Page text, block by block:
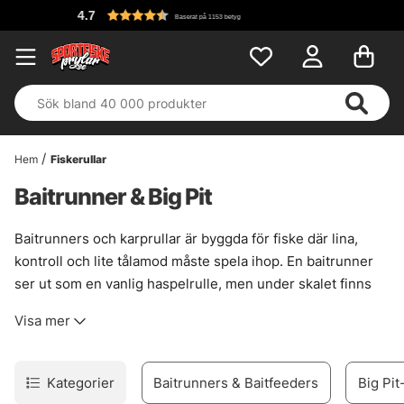
Baserat på 1153 betyg
Hem Fiskerullar
Baitrunner & Big Pit
Baitrunners och karprullar är byggda för fiske där lina,
kontroll och lite tålamod måste spela ihop. En baitrunner
ser ut som en vanlig haspelrulle, men under skalet finns
och vill dra iväg. Frispolen släpper ut lina med mycket lätt
ska sättas. Smidigt. Och väldigt praktiskt.
Karprullar, ofta i big pit-format, passar när kastlängd och
Visa mer
Kategorier Baitrunners & Baitfeeders Big